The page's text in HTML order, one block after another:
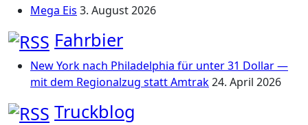
Mega Eis 3. August 2026
Fahrbier
New York nach Philadelphia für unter 31 Dollar —
mit dem Regionalzug statt Amtrak24. April 2026
Truckblog